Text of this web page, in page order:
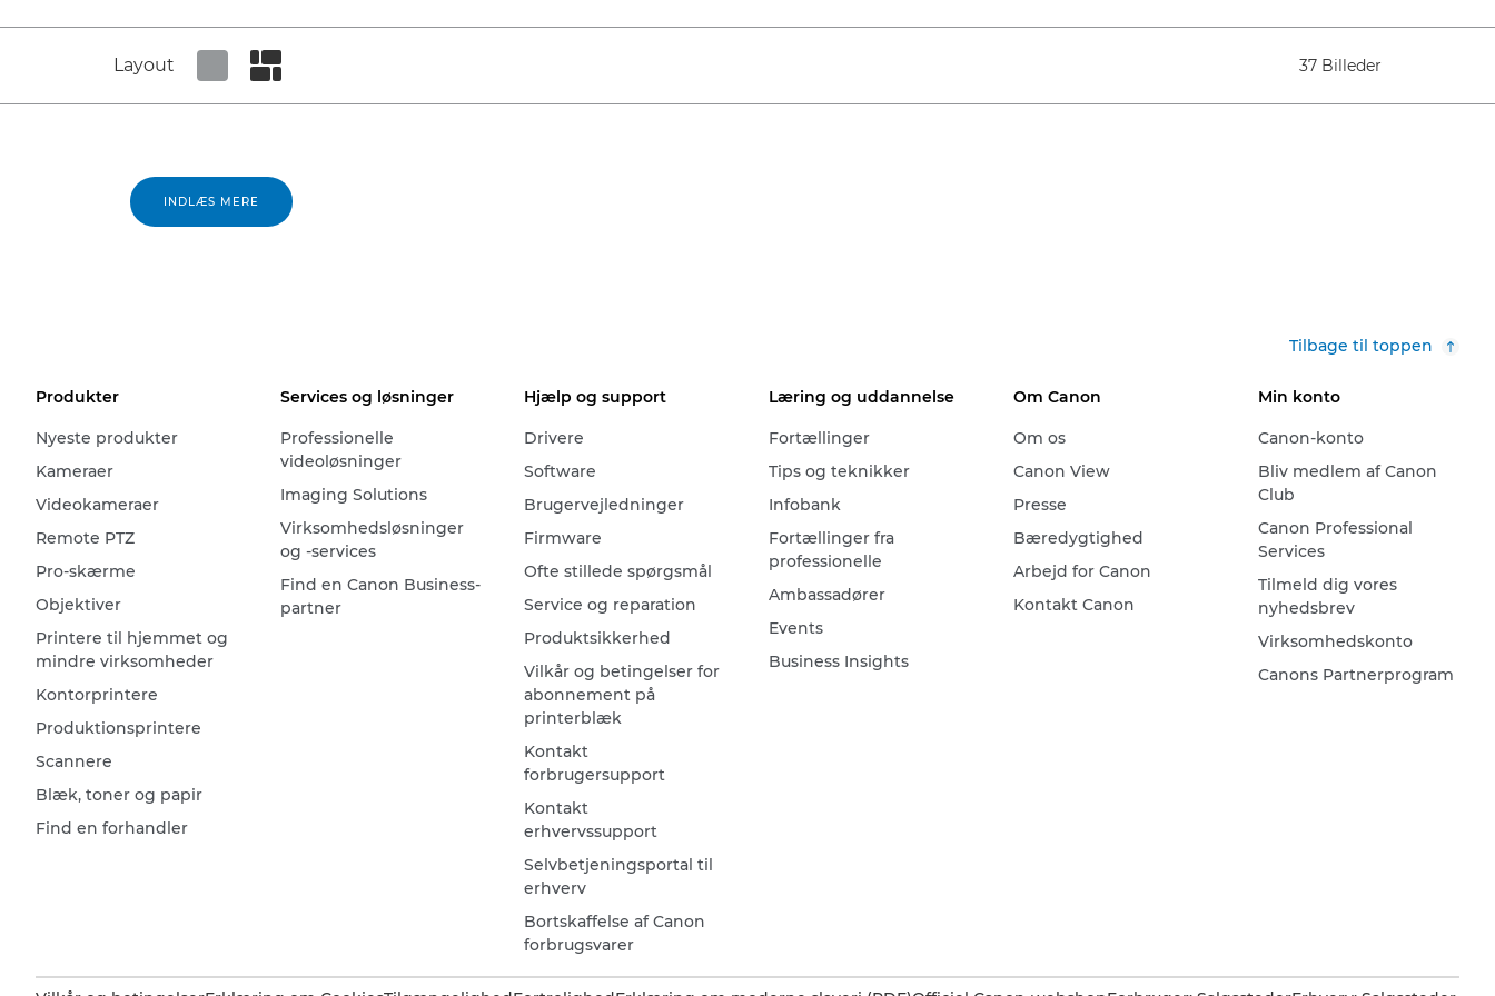
Layout 37 Billeder
INDLÆS MERE
Tilbage til toppen
Produkter
Nyeste produkter
Kameraer
Videokameraer
Remote PTZ
Pro-skærme
Objektiver
Printere til hjemmet og
mindre virksomheder
Kontorprintere
Produktionsprintere
Scannere
Blæk, toner og papir
Find en forhandler
Services og løsninger
Professionelle
videoløsninger
Imaging Solutions
Virksomhedsløsninger
og -services
Find en Canon Business-
partner
Hjælp og support
Drivere
Software
Brugervejledninger
Firmware
Ofte stillede spørgsmål
Service og reparation
Produktsikkerhed
Vilkår og betingelser for
abonnement på
printerblæk
Kontakt
forbrugersupport
Kontakt
erhvervssupport
Selvbetjeningsportal til
erhverv
Bortskaffelse af Canon
forbrugsvarer
Læring og uddannelse
Fortællinger
Tips og teknikker
Infobank
Fortællinger fra
professionelle
Ambassadører
Events
Business Insights
Om Canon
Om os
Canon View
Presse
Bæredygtighed
Arbejd for Canon
Kontakt Canon
Min konto
Canon-konto
Bliv medlem af Canon
Club
Canon Professional
Services
Tilmeld dig vores
nyhedsbrev
Virksomhedskonto
Canons Partnerprogram